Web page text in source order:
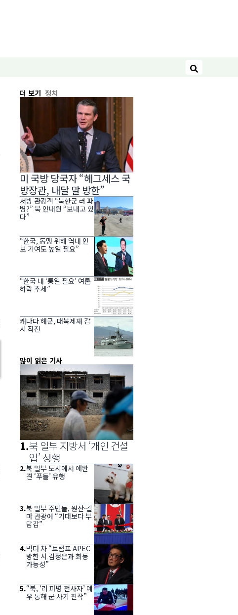
검색
더 보기 정치
미 국방 당국자 “헤그세스 국
방장관, 내달 말 방한”
서방 관광객 “북한군 러 파
병?” 북 안내원 “보내고 있
다”
“한국, 동맹 위해 역내 안
보 기여도 높일 필요”
“한국 내 ‘통일 필요’ 여론
하락 추세”
캐나다 해군, 대북제재 감
시 작전
많이 읽은 기사
1.북 일부 지방서 ‘개인 건설
업’ 성행
2.북 일부 도시에서 애완
견 ‘푸들’ 유행
3.북 일부 주민들, 원산·갈
마 관광에 “기대보다 부
담감”
4.빅터 차 “트럼프 APEC
방한 시 김정은과 회동
가능성”
5.“북, ‘러 파병 전사자’ 예
우 통해 군 사기 진작”